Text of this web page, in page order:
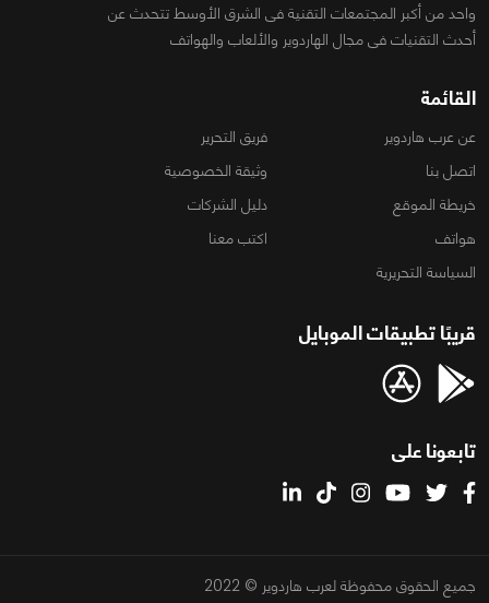
واحد من أكبر المجتمعات التقنية فى الشرق الأوسط تتحدث عن
أحدث التقنيات فى مجال الهاردوير والألعاب والهواتف
القائمة
عن عرب هاردوير
فريق التحرير
اتصل بنا
وثيقة الخصوصية
خريطة الموقع
دليل الشركات
هواتف
اكتب معنا
السياسة التحريرية
قريبًا تطبيقات الموبايل
تابعونا على
جميع الحقوق محفوظة لعرب هاردوير © 2022